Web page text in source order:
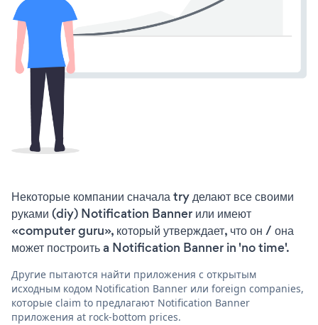
Некоторые компании сначала try делают все своими
руками (diy) Notification Banner или имеют
«computer guru», который утверждает, что он / она
может построить a Notification Banner in 'no time'.
Другие пытаются найти приложения с открытым
исходным кодом Notification Banner или foreign companies,
которые claim to предлагают Notification Banner
приложения at rock-bottom prices.